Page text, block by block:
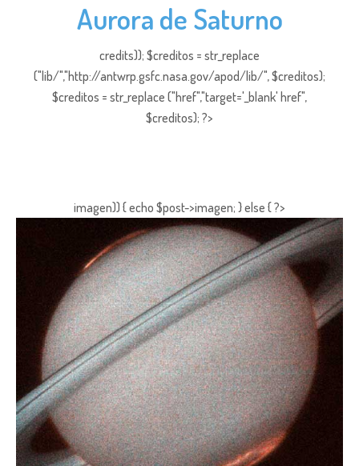
Aurora de Saturno
credits)); $creditos = str_replace
("lib/","http://antwrp.gsfc.nasa.gov/apod/lib/", $creditos);
$creditos = str_replace ("href","target='_blank' href",
$creditos); ?>
imagen)) { echo $post->imagen; } else { ?>